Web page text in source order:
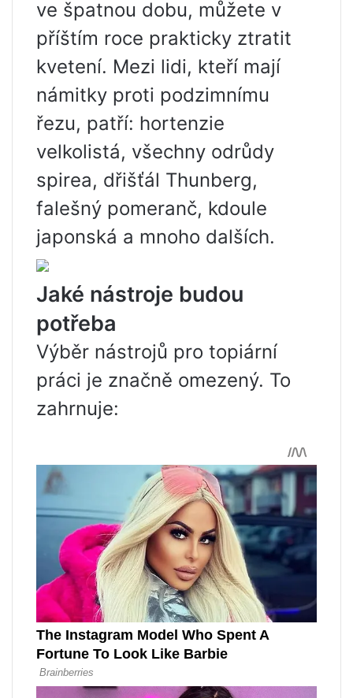
ve špatnou dobu, můžete v
příštím roce prakticky ztratit
kvetení. Mezi lidi, kteří mají
námitky proti podzimnímu
řezu, patří: hortenzie
velkolistá, všechny odrůdy
spirea, dřišťál Thunberg,
falešný pomeranč, kdoule
japonská a mnoho dalších.
Jaké nástroje budou
potřeba
Výběr nástrojů pro topiární
práci je značně omezený. To
zahrnuje: